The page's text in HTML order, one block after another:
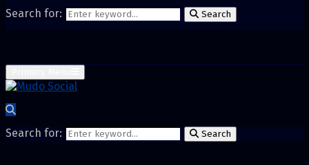
Search for: Search
Search for: Search